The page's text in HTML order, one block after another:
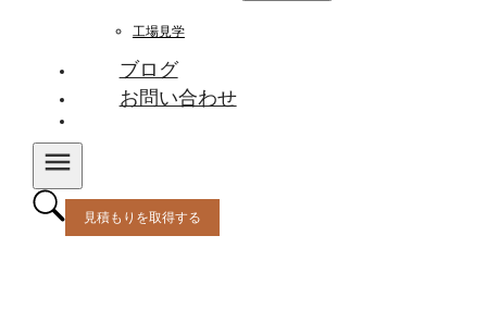
工場見学
ブログ
お問い合わせ
見積もりを取得する